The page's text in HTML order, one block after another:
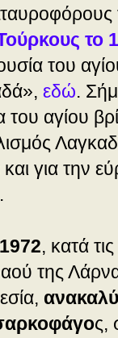
το
του
εδώ.
του αγίου
και για την
, κατά
της
ς,